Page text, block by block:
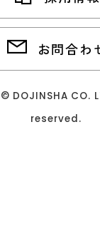
お問合わ
DOJINSHA CO.
reserved.